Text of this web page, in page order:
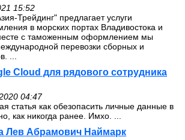
15:52
Трейдинг" предлагает услуги
в морских портах Владивостока и
с таможенным оформлением мы
перевозки сборных и
...
Cloud для рядового сотрудника
04:47
статья как обезопасить личные данные в
как никогда ранее. Имхо. ...
Лев Абрамович Наймарк